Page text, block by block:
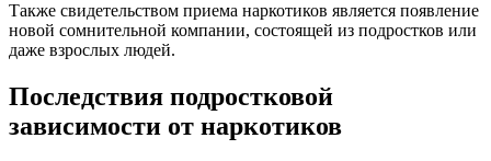
Также свидетельством приема наркотиков является появление
новой сомнительной компании, состоящей из подростков или
даже взрослых людей.
Последствия подростковой
зависимости от наркотиков